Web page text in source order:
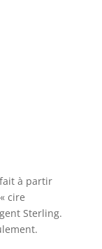
:
à partir
cire
Sterling.